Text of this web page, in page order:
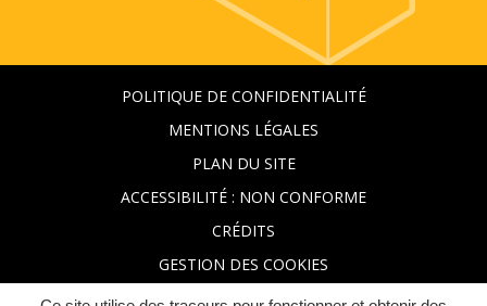
POLITIQUE DE CONFIDENTIALITÉ
MENTIONS LÉGALES
PLAN DU SITE
ACCESSIBILITÉ : NON CONFORME
CRÉDITS
GESTION DES COOKIES